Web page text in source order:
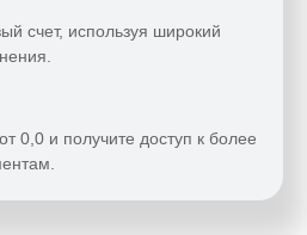
счет, используя широкий
0,0 и получите доступ к более